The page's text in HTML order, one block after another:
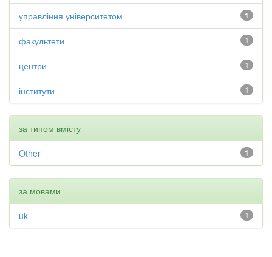
1
управління університетом
1
факультети
1
центри
1
інститути
за типом вмісту
1
Other
за мовами
1
uk